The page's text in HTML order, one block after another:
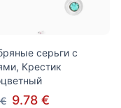
серьги с
Крестик
9.78 €